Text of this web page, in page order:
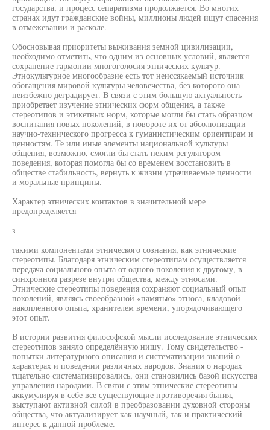
государства, и процесс сепаратизма продолжается. Во многих
странах идут гражданские войны, миллионы людей ищут спасения
в отмежевании и расколе.
Обосновывая приоритеты выживания земной цивилизации,
необходимо отметить, что одним из основных условий, является
сохранение гармонии многоголосия этнических культур.
Этнокультурное многообразие есть тот неиссякаемый источник
обогащения мировой культуры человечества, без которого она
неизбежно деградирует. В связи с этим большую актуальность
приобретает изучение этнических форм общения, а также
стереотипов и этикетных норм, которые могли бы стать образцом
воспитания новых поколений, в повороте их от абсолютизации
научно-технического прогресса к гуманистическим ориентирам и
ценностям. Те или иные элементы национальной культуры
общения, возможно, смогли бы стать неким регулятором
поведения, которая помогла бы со временем восстановить в
обществе стабильность, вернуть к жизни утрачиваемые ценности
и моральные принципы.
Характер этнических контактов в значительной мере
предопределяется
з
такими компонентами этнического сознания, как этнические
стереотипы. Благодаря этническим стереотипам осуществляется
передача социального опыта от одного поколения к другому, в
синхронном разрезе внутри общества, между этносами.
Этнические стереотипы поведения сохраняют социальный опыт
поколений, являясь своеобразной «памятью» этноса, кладовой
накопленного опыта, хранителем времени, упорядочивающего
этот опыт.
В истории развития философской мысли исследование этнических
стереотипов заняло определённую нишу. Тому свидетельство -
попытки литературного описания и систематизации знаний о
характерах и поведении различных народов. Знания о народах
тщательно систематизировались, они становились базой искусства
управления народами. В связи с этим этнические стереотипы
аккумулируя в себе все существующие противоречия бытия,
выступают активной силой в преобразовании духовной стороны
общества, что актуализирует как научный, так и практический
интерес к данной проблеме.